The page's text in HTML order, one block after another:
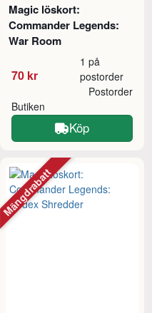
Magic löskort:
Commander Legends:
War Room
70 kr
1 på
postorder
Butiken
Postorder
Köp
Mängdrabatt